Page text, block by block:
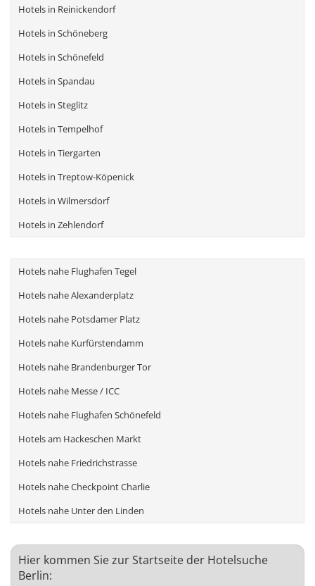
Hotels in Reinickendorf
Hotels in Schöneberg
Hotels in Schönefeld
Hotels in Spandau
Hotels in Steglitz
Hotels in Tempelhof
Hotels in Tiergarten
Hotels in Treptow-Köpenick
Hotels in Wilmersdorf
Hotels in Zehlendorf
Hotels nahe Flughafen Tegel
Hotels nahe Alexanderplatz
Hotels nahe Potsdamer Platz
Hotels nahe Kurfürstendamm
Hotels nahe Brandenburger Tor
Hotels nahe Messe / ICC
Hotels nahe Flughafen Schönefeld
Hotels am Hackeschen Markt
Hotels nahe Friedrichstrasse
Hotels nahe Checkpoint Charlie
Hotels nahe Unter den Linden
Hier kommen Sie zur Startseite der Hotelsuche
Berlin: